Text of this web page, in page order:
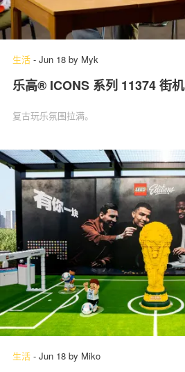
生活 - Jun 18 by Myk
乐高® ICONS 系列 11374 街
复古玩乐氛围拉满。
生活 - Jun 18 by Miko